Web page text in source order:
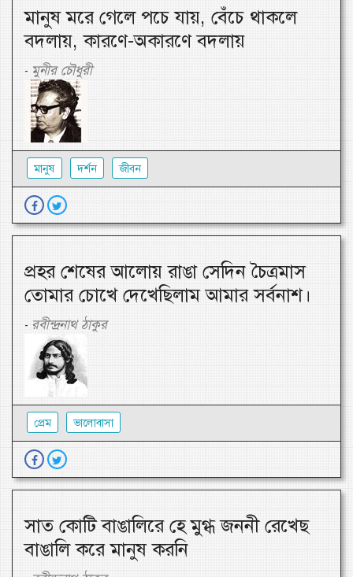
মানুষ মরে গেলে পচে যায়, বেঁচে থাকলে
বদলায়, কারণে-অকারণে বদলায়
- মুনীর চৌধুরী
মানুষ দর্শন জীবন
প্রহর শেষের আলোয় রাঙা সেদিন চৈত্রমাস
তোমার চোখে দেখেছিলাম আমার সর্বনাশ।
- রবীন্দ্রনাথ ঠাকুর
প্রেম ভালোবাসা
সাত কোটি বাঙালিরে হে মুগ্ধ জননী রেখেছ
বাঙালি করে মানুষ করনি